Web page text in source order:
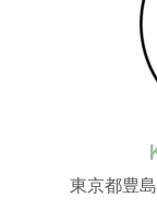
東京都豊